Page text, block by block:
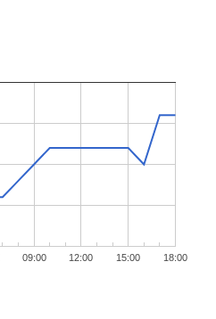
09:00 12:00 15:00 18:00